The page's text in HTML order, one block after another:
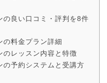
の良い口コミ・評判を8件
の料金プラン詳細
のレッスン内容と特徴
予約システムと受講方